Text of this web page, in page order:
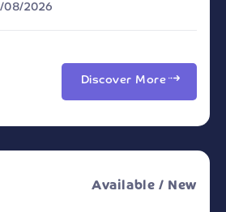
08/2026
Discover More
Available / New